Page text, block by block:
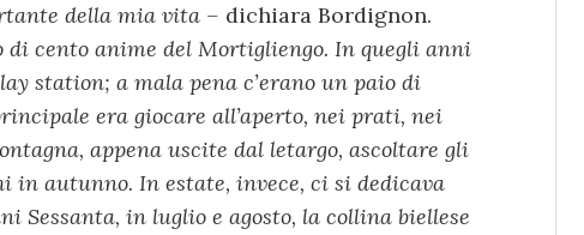
della mia vita – dichiara Bordignon.
cento anime del Mortigliengo. In quegli anni
station; a mala pena c’erano un paio di
era giocare all’aperto, nei prati, nei
appena uscite dal letargo, ascoltare gli
autunno. In estate, invece, ci si dedicava
Sessanta, in luglio e agosto, la collina biellese